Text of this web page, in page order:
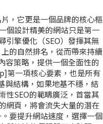
，它更是一個品牌的核心樞
個設計精美的網站只是第一
引擎優化（SEO）發揮其無
的自然排名，從而帶來持續
容策略，提供一個全面性的
第一項核心要素，也是所有
與結構，如果地基不穩，結
性SEO的範疇廣泛，首當其
網頁，將會流失大量的潛在
要提升網站速度，選擇一個